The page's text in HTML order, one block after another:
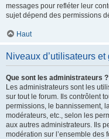
messages pour refléter leur
sujet dépend des permissions
Haut
Niveaux d’utilisateurs et
Que sont les administrateurs ?
Les administrateurs sont les
sur tout le forum. Ils contrôlent
permissions, le bannissement,
modérateurs, etc., selon les
aux autres administrateurs. Ils
modération sur l’ensemble des